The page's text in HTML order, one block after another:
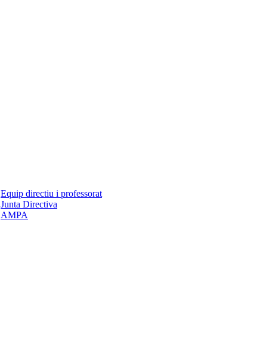
Equip directiu i professorat
Junta Directiva
AMPA